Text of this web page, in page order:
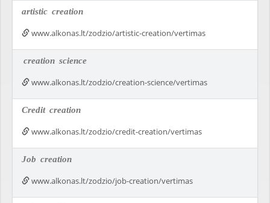
artistic creation
www.alkonas.lt/zodzio/artistic-creation/vertimas
creation science
www.alkonas.lt/zodzio/creation-science/vertimas
Credit creation
www.alkonas.lt/zodzio/credit-creation/vertimas
Job creation
www.alkonas.lt/zodzio/job-creation/vertimas